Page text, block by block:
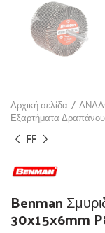
Αρχική σελίδα
Εξαρτήματα Δραπάνου
Benman
30x15x6mm